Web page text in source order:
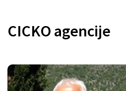
CICKO agencije